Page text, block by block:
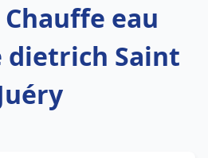
eau
dietrich Saint